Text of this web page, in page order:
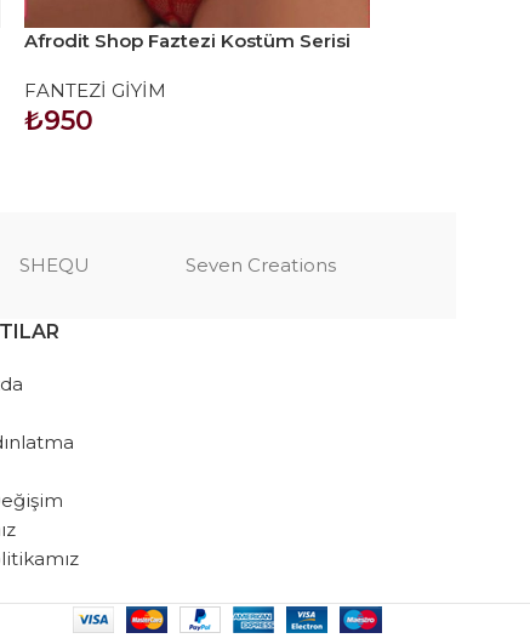
Afrodit Shop Faztezi Kostüm Serisi
FANTEZİ GİYİM
₺950
SHEQU Seven Creations